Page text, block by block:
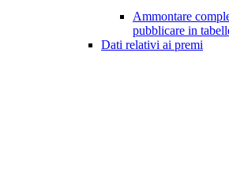
Ammontare
pubblicare in
Dati relativi ai premi